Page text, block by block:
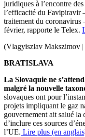
juridiques à l’encontre
l’efficacité du Favipiravir
traitement du
février, rapporte le Telex.
(Vlagyiszlav Makszimov |
BRATISLAVA
La Slovaquie ne
malgré la nouvelle
slovaques ont pour
projets impliquant le gaz
gouvernement ait salué la
d’inclure ces sources
l’UE. Lire plus (en